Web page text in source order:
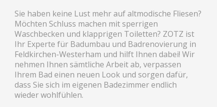
Sie haben keine Lust mehr auf altmodische Fliesen?
Möchten Schluss machen mit sperrigen
Waschbecken und klapprigen Toiletten? ZOTZ ist
Ihr Experte für Badumbau und Badrenovierung in
Feldkirchen-Westerham und hilft Ihnen dabei! Wir
nehmen Ihnen sämtliche Arbeit ab, verpassen
Ihrem Bad einen neuen Look und sorgen dafür,
dass Sie sich im eigenen Badezimmer endlich
wieder wohlfühlen.